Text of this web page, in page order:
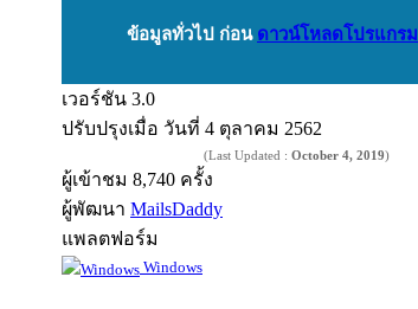
ข้อมูลทั่วไป ก่อน ดาวน์โหลดโปรแกรม
เวอร์ชัน 3.0
ปรับปรุงเมื่อ วันที่ 4 ตุลาคม 2562
(Last Updated : October 4, 2019)
ผู้เข้าชม 8,740 ครั้ง
ผู้พัฒนา MailsDaddy
แพลตฟอร์ม
Windows